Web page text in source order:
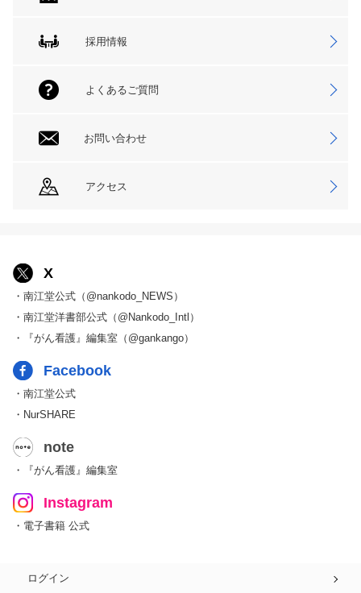
採用情報
よくあるご質問
お問い合わせ
アクセス
X
・南江堂公式（@nankodo_NEWS）
・南江堂洋書部公式（@Nankodo_Intl）
・『がん看護』編集室（@gankango）
Facebook
・南江堂公式
・NurSHARE
note
・『がん看護』編集室
Instagram
・電子書籍 公式
ログイン